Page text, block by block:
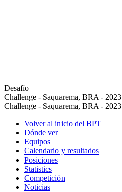
Desafío
Challenge - Saquarema, BRA - 2023
Challenge - Saquarema, BRA - 2023
Volver al inicio del BPT
Dónde ver
Equipos
Calendario y resultados
Posiciones
Statistics
Competición
Noticias